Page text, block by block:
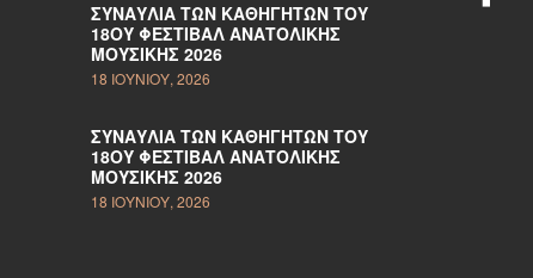
ΣΥΝΑΥΛΊΑ ΤΩΝ ΚΑΘΗΓΗΤΏΝ ΤΟΥ
18ΟΥ ΦΕΣΤΙΒΆΛ ΑΝΑΤΟΛΙΚΉΣ
ΜΟΥΣΙΚΉΣ 2026
18 ΙΟΥΝΊΟΥ, 2026
ΣΥΝΑΥΛΊΑ ΤΩΝ ΚΑΘΗΓΗΤΏΝ ΤΟΥ
18ΟΥ ΦΕΣΤΙΒΆΛ ΑΝΑΤΟΛΙΚΉΣ
ΜΟΥΣΙΚΉΣ 2026
18 ΙΟΥΝΊΟΥ, 2026